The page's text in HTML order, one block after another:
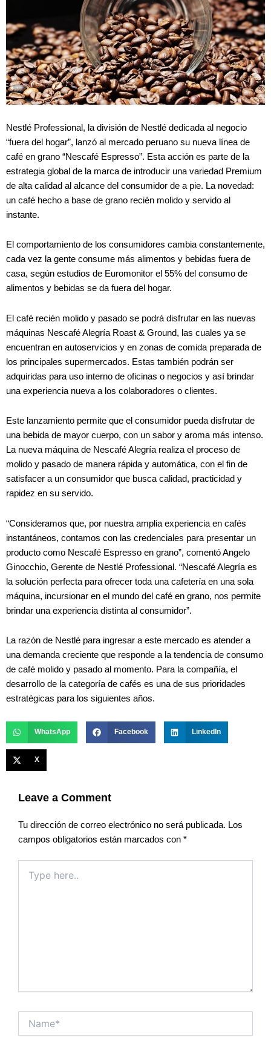
Nestlé Professional, la división de Nestlé dedicada al negocio
“fuera del hogar”, lanzó al mercado peruano su nueva línea de
café en grano “Nescafé Espresso”. Esta acción es parte de la
estrategia global de la marca de introducir una variedad Premium
de alta calidad al alcance del consumidor de a pie. La novedad:
un café hecho a base de grano recién molido y servido al
instante.
El comportamiento de los consumidores cambia constantemente,
cada vez la gente consume más alimentos y bebidas fuera de
casa, según estudios de Euromonitor el 55% del consumo de
alimentos y bebidas se da fuera del hogar.
El café recién molido y pasado se podrá disfrutar en las nuevas
máquinas Nescafé Alegría Roast & Ground, las cuales ya se
encuentran en autoservicios y en zonas de comida preparada de
los principales supermercados. Estas también podrán ser
adquiridas para uso interno de oficinas o negocios y así brindar
una experiencia nueva a los colaboradores o clientes.
Este lanzamiento permite que el consumidor pueda disfrutar de
una bebida de mayor cuerpo, con un sabor y aroma más intenso.
La nueva máquina de Nescafé Alegría realiza el proceso de
molido y pasado de manera rápida y automática, con el fin de
satisfacer a un consumidor que busca calidad, practicidad y
rapidez en su servido.
“Consideramos que, por nuestra amplia experiencia en cafés
instantáneos, contamos con las credenciales para presentar un
producto como Nescafé Espresso en grano”, comentó Angelo
Ginocchio, Gerente de Nestlé Professional. “Nescafé Alegría es
la solución perfecta para ofrecer toda una cafetería en una sola
máquina, incursionar en el mundo del café en grano, nos permite
brindar una experiencia distinta al consumidor”.
La razón de Nestlé para ingresar a este mercado es atender a
una demanda creciente que responde a la tendencia de consumo
de café molido y pasado al momento. Para la compañía, el
desarrollo de la categoría de cafés es una de sus prioridades
estratégicas para los siguientes años.
WhatsApp Facebook LinkedIn
X
Leave a Comment
Tu dirección de correo electrónico no será publicada. Los
campos obligatorios están marcados con *
here..